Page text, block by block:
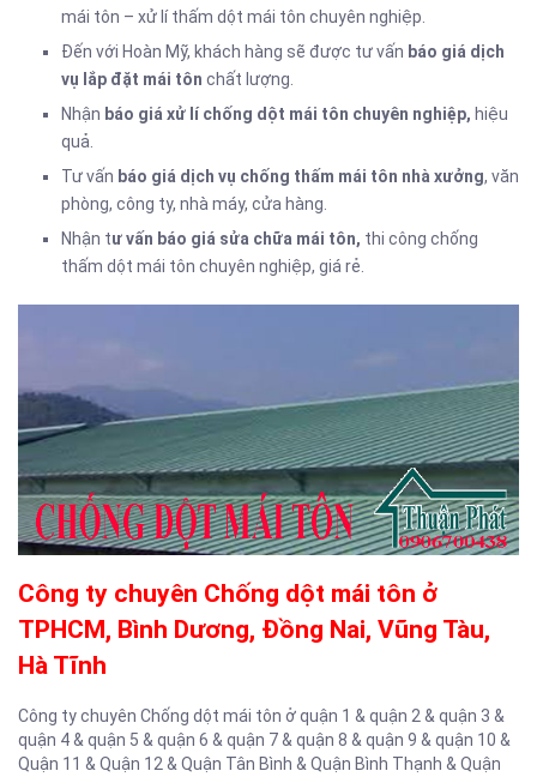
mái tôn – xử lí thấm dột mái tôn chuyên nghiệp.
Đến với Hoàn Mỹ, khách hàng sẽ được tư vấn báo giá dịch
vụ lắp đặt mái tôn chất lượng.
Nhận báo giá xử lí chống dột mái tôn chuyên nghiệp, hiệu
quả.
Tư vấn báo giá dịch vụ chống thấm mái tôn nhà xưởng, văn
phòng, công ty, nhà máy, cửa hàng.
Nhận tư vấn báo giá sửa chữa mái tôn, thi công chống
thấm dột mái tôn chuyên nghiệp, giá rẻ.
Công ty chuyên Chống dột mái tôn ở
TPHCM, Bình Dương, Đồng Nai, Vũng Tàu,
Hà Tĩnh
Công ty chuyên Chống dột mái tôn ở quận 1 & quận 2 & quận 3 &
quận 4 & quận 5 & quận 6 & quận 7 & quận 8 & quận 9 & quận 10 &
Quận 11 & Quận 12 & Quận Tân Bình & Quận Bình Thạnh & Quận